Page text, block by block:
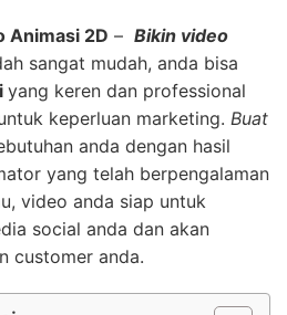
Animasi 2D – Bikin video
sangat mudah, anda bisa
yang keren dan professional
keperluan marketing. Buat
anda dengan hasil
yang telah berpengalaman
video anda siap untuk
social anda dan akan
customer anda.